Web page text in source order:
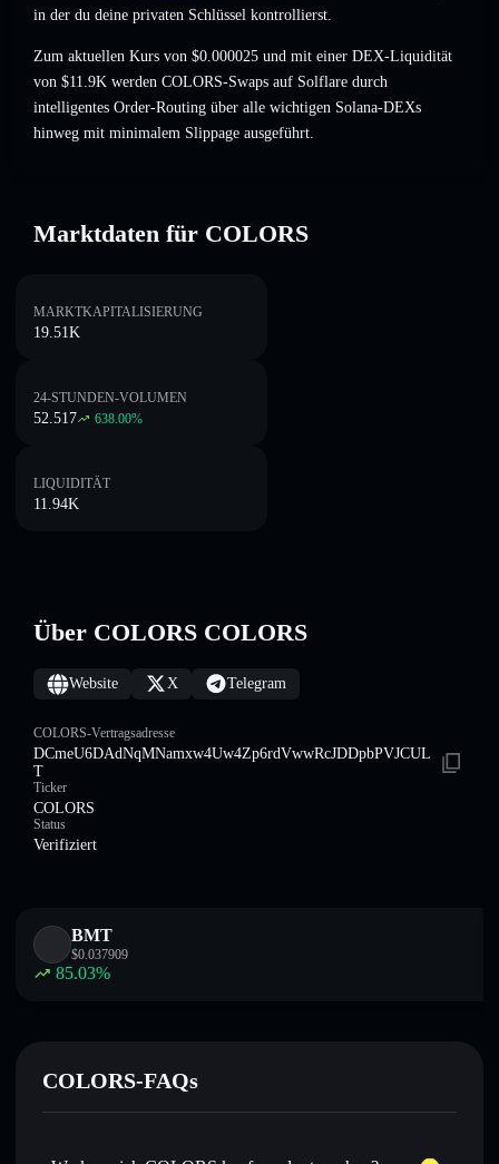
in der du deine privaten Schlüssel kontrollierst.
Zum aktuellen Kurs von $0.000025 und mit einer DEX-Liquidität
von $11.9K werden COLORS-Swaps auf Solflare durch
intelligentes Order-Routing über alle wichtigen Solana-DEXs
hinweg mit minimalem Slippage ausgeführt.
Marktdaten für COLORS
MARKTKAPITALISIERUNG
19.51K
24-STUNDEN-VOLUMEN
52.517 638.00%
LIQUIDITÄT
11.94K
Über COLORS COLORS
Website X Telegram
COLORS-Vertragsadresse
DCmeU6DAdNqMNamxw4Uw4Zp6rdVwwRcJDDpbPVJCUL
T
Ticker
COLORS
Status
Verifiziert
BMT
$0.037909
85.03%
COLORS-FAQs